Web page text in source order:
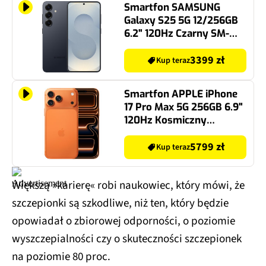
Smartfon SAMSUNG
Galaxy S25 5G 12/256GB
6.2" 120Hz Czarny SM-
S931
Kup teraz3399 zł
Smartfon APPLE iPhone
17 Pro Max 5G 256GB 6.9"
120Hz Kosmiczny
pomarańcz
Kup teraz5799 zł
Większą »karierę« robi naukowiec, który mówi, że
szczepionki są szkodliwe, niż ten, który będzie
opowiadał o zbiorowej odporności, o poziomie
wyszczepialności czy o skuteczności szczepionek
na poziomie 80 proc.